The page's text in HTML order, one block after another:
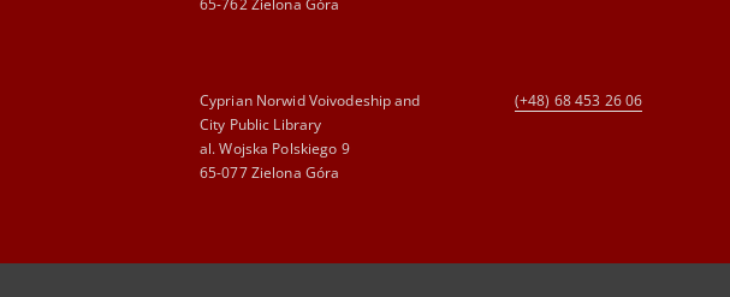
65-762 Zielona Góra
Cyprian Norwid Voivodeship and
City Public Library
al. Wojska Polskiego 9
65-077 Zielona Góra
(+48) 68 453 26 06